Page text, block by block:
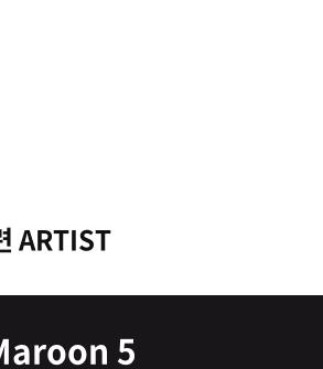
ARTIST
5